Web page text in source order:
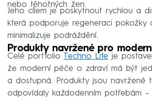
nebo těhotných žen.
Jeho cílem je poskytnout rychlou a
která podporuje regeneraci pokožky
minimalizuje podráždění.
Produkty navržené pro
Celé portfolio Techno Life je
že moderní péče o zdraví má být
a dostupná. Produkty jsou navržené
odpovídaly každodenním potřebám –